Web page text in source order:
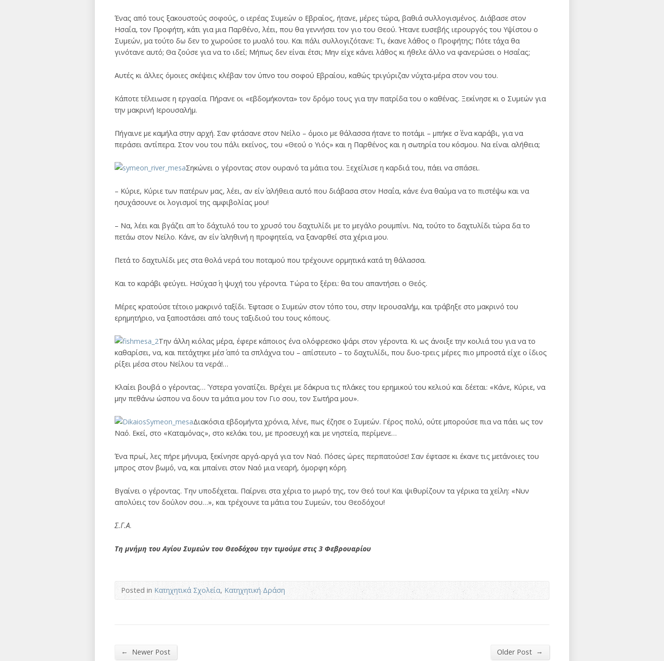
Ένας από τους ξακουστούς σοφούς, ο ιερέας Συμεών ο Εβραίος, ήτανε, μέρες τώρα, βαθιά συλλογισμένος. Διάβασε στον
Ησαΐα, τον Προφήτη, κάτι για μια Παρθένο, λέει, που θα γεννήσει τον γιο του Θεού. Ήτανε ευσεβής ιερουργός του Υψίστου ο
Συμεών, μα τούτο δω δεν το χωρούσε το μυαλό του. Και πάλι συλλογιζότανε: Τι, έκανε λάθος ο Προφήτης; Πότε τάχα θα
γινότανε αυτό; Θα ζούσε για να το ιδεί; Μήπως δεν είναι έτσι; Μην είχε κάνει λάθος κι ήθελε άλλο να φανερώσει ο Ησαΐας;
Αυτές κι άλλες όμοιες σκέψεις κλέβαν τον ύπνο του σοφού Εβραίου, καθώς τριγύριζαν νύχτα-μέρα στον νου του.
Κάποτε τέλειωσε η εργασία. Πήρανε οι «εβδομήκοντα» τον δρόμο τους για την πατρίδα του ο καθένας. Ξεκίνησε κι ο Συμεών για
την μακρινή Ιερουσαλήμ.
Πήγαινε με καμήλα στην αρχή. Σαν φτάσανε στον Νείλο – όμοιο με θάλασσα ήτανε το ποτάμι – μπήκε σ΄ ένα καράβι, για να
περάσει αντίπερα. Στον νου του πάλι εκείνος, του «Θεού ο Υιός» και η Παρθένος και η σωτηρία του κόσμου. Να είναι αλήθεια;
Σηκώνει ο γέροντας στον ουρανό τα μάτια του. Ξεχείλισε η καρδιά του, πάει να σπάσει.
– Κύριε, Κύριε των πατέρων μας, λέει, αν είν΄ αλήθεια αυτό που διάβασα στον Ησαΐα, κάνε ένα θαύμα να το πιστέψω και να
ησυχάσουνε οι λογισμοί της αμφιβολίας μου!
– Να, λέει και βγάζει απ΄ το δάχτυλό του το χρυσό του δαχτυλίδι με το μεγάλο ρουμπίνι. Να, τούτο το δαχτυλίδι τώρα δα το
πετάω στον Νείλο. Κάνε, αν είν΄ αληθινή η προφητεία, να ξαναρθεί στα χέρια μου.
Πετά το δαχτυλίδι μες στα θολά νερά του ποταμού που τρέχουνε ορμητικά κατά τη θάλασσα.
Και το καράβι φεύγει. Ησύχασ΄ η ψυχή του γέροντα. Τώρα το ξέρει: θα του απαντήσει ο Θεός.
Μέρες κρατούσε τέτοιο μακρινό ταξίδι. Έφτασε ο Συμεών στον τόπο του, στην Ιερουσαλήμ, και τράβηξε στο μακρινό του
ερημητήριο, να ξαποστάσει από τους ταξιδιού του τους κόπους.
Την άλλη κιόλας μέρα, έφερε κάποιος ένα ολόφρεσκο ψάρι στον γέροντα. Κι ως άνοιξε την κοιλιά του για να το
καθαρίσει, να, και πετάχτηκε μέσ΄ από τα σπλάχνα του – απίστευτο – το δαχτυλίδι, που δυο-τρεις μέρες πιο μπροστά είχε ο ίδιος
ρίξει μέσα στου Νείλου τα νερά!…
Κλαίει βουβά ο γέροντας… Ύστερα γονατίζει. Βρέχει με δάκρυα τις πλάκες του ερημικού του κελιού και δέεται: «Κάνε, Κύριε, να
μην πεθάνω ώσπου να δουν τα μάτια μου τον Γιο σου, τον Σωτήρα μου».
Διακόσια εβδομήντα χρόνια, λένε, πως έζησε ο Συμεών. Γέρος πολύ, ούτε μπορούσε πια να πάει ως τον
Ναό. Εκεί, στο «Καταμόνας», στο κελάκι του, με προσευχή και με νηστεία, περίμενε…
Ένα πρωί, λες πήρε μήνυμα, ξεκίνησε αργά-αργά για τον Ναό. Πόσες ώρες περπατούσε! Σαν έφτασε κι έκανε τις μετάνοιες του
μπρος στον βωμό, να, και μπαίνει στον Ναό μια νεαρή, όμορφη κόρη.
Βγαίνει ο γέροντας. Την υποδέχεται. Παίρνει στα χέρια το μωρό της, τον Θεό του! Και ψιθυρίζουν τα γέρικα τα χείλη: «Νυν
απολύεις τον δούλον σου…», και τρέχουνε τα μάτια του Συμεών, του Θεοδόχου!
Σ.Γ.Α.
Τη μνήμη του Αγίου Συμεών του Θεοδόχου την τιμούμε στις 3 Φεβρουαρίου
Posted inΚατηχητικά Σχολεία,Κατηχητική Δράση
← Newer Post Older Post →